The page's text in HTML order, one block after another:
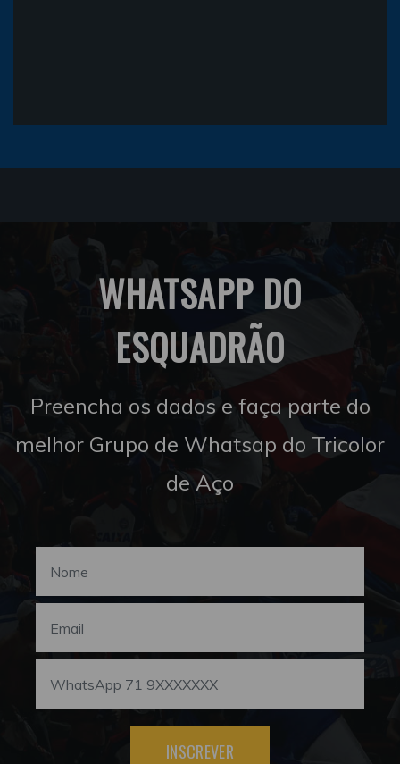
WHATSAPP DO
ESQUADRÃO
Preencha os dados e faça parte do
melhor Grupo de Whatsap do Tricolor
de Aço
INSCREVER